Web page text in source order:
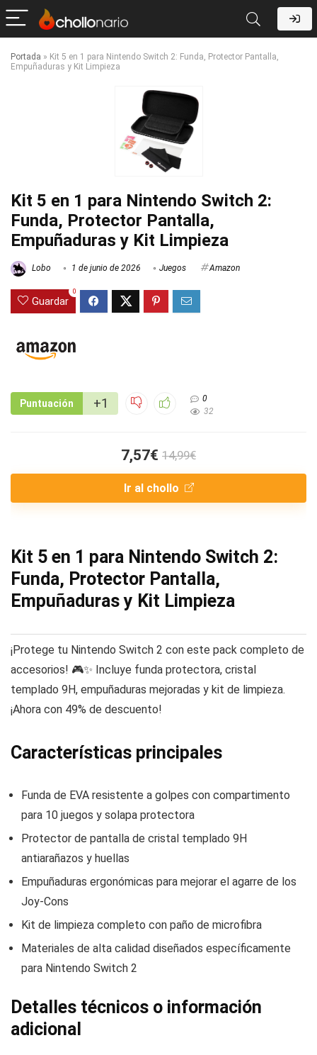
Portada » Kit 5 en 1 para Nintendo Switch 2: Funda, Protector Pantalla,
Empuñaduras y Kit Limpieza
Kit 5 en 1 para Nintendo Switch 2:
Funda, Protector Pantalla,
Empuñaduras y Kit Limpieza
Lobo 1 de junio de 2026 Juegos Amazon
Guardar
0
Puntuación +1
0
32
7,57€ 14,99€
Ir al chollo
Kit 5 en 1 para Nintendo Switch 2:
Funda, Protector Pantalla,
Empuñaduras y Kit Limpieza
¡Protege tu Nintendo Switch 2 con este pack completo de
accesorios! 🎮✨ Incluye funda protectora, cristal
templado 9H, empuñaduras mejoradas y kit de limpieza.
¡Ahora con 49% de descuento!
Características principales
Funda de EVA resistente a golpes con compartimento
para 10 juegos y solapa protectora
Protector de pantalla de cristal templado 9H
antiarañazos y huellas
Empuñaduras ergonómicas para mejorar el agarre de los
Joy-Cons
Kit de limpieza completo con paño de microfibra
Materiales de alta calidad diseñados específicamente
para Nintendo Switch 2
Detalles técnicos o información
adicional